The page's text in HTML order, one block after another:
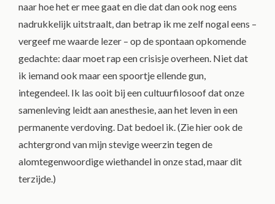
naar hoe het er mee gaat en die dat dan ook nog eens
nadrukkelijk uitstraalt, dan betrap ik me zelf nogal eens –
vergeef me waarde lezer – op de spontaan opkomende
gedachte: daar moet rap een crisisje overheen. Niet dat
ik iemand ook maar een spoortje ellende gun,
integendeel. Ik las ooit bij een cultuurfilosoof dat onze
samenleving leidt aan anesthesie, aan het leven in een
permanente verdoving. Dat bedoel ik. (Zie hier ook de
achtergrond van mijn stevige weerzin tegen de
alomtegenwoordige wiethandel in onze stad, maar dit
terzijde.)